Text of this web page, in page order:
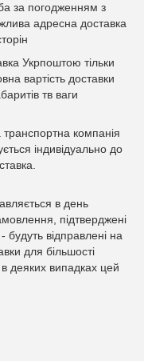
за погодженням з
адресна доставка
Укрпоштою тільки
вартість доставки
тв ваги
компанія
індивідуально до
в день
підтверджені
- будуть відправлені на
для більшості
деяких випадках цей